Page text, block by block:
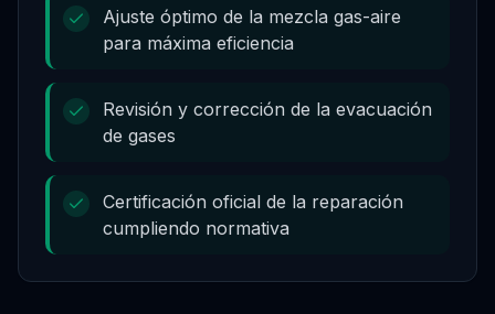
Ajuste óptimo de la mezcla gas-aire
para máxima eficiencia
Revisión y corrección de la evacuación
de gases
Certificación oficial de la reparación
cumpliendo normativa